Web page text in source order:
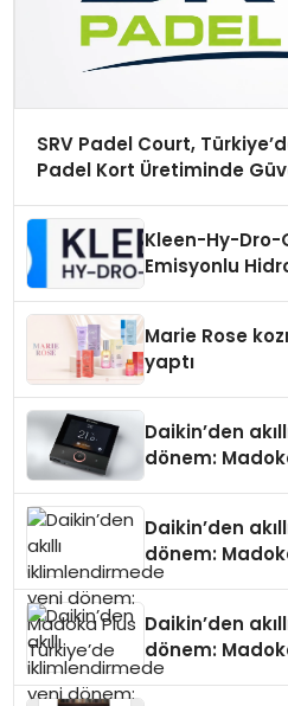
SRV Padel Court,
Padel Kort Üretiminde
Kleen-Hy-Dro-
Emisyonlu
Marie Rose
yaptı
Daikin’den
dönem:
Daikin’den
dönem:
Daikin’den
dönem: